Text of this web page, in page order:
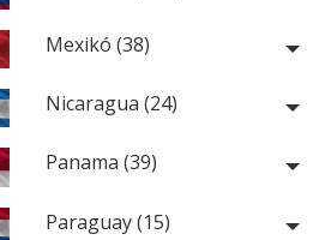
Mexikó (38)
Nicaragua (24)
Panama (39)
Paraguay (15)